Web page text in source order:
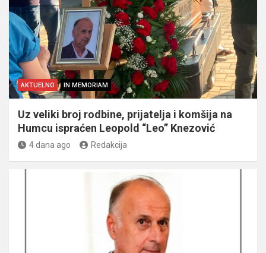
AKTUELNO IN MEMORIAM
Uz veliki broj rodbine, prijatelja i komšija na
Humcu ispraćen Leopold “Leo” Knezović
4 dana ago Redakcija